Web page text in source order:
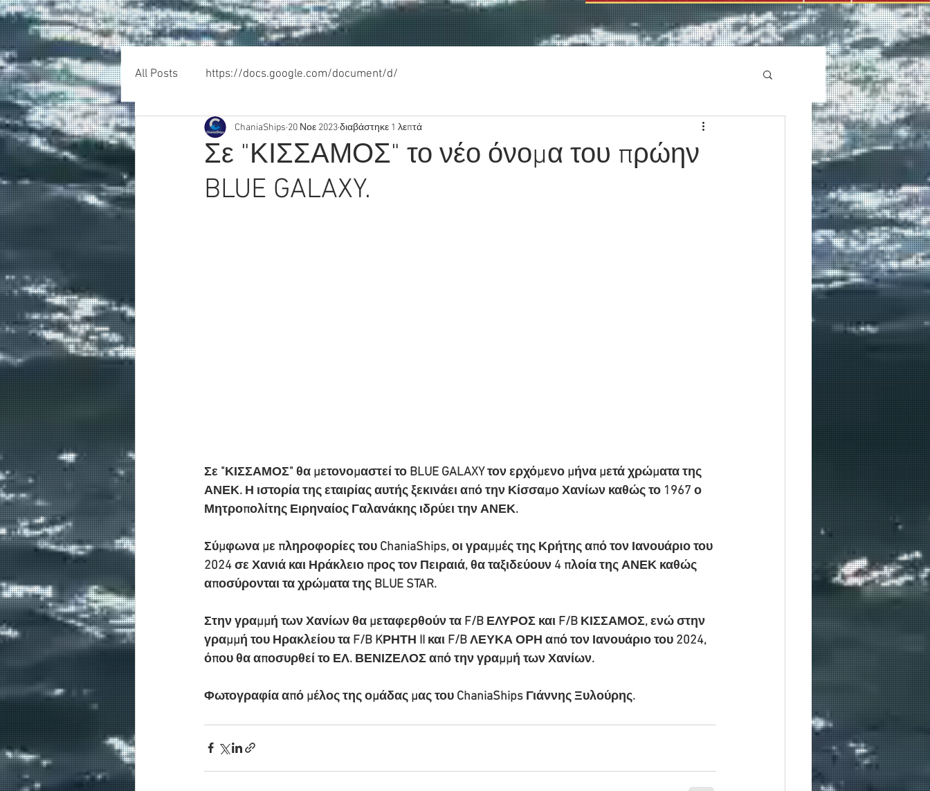
All Posts https://docs.google.com/document/d/
Σε "ΚΙΣΣΑΜΟΣ" το νέο όνομα του πρώην
BLUE GALAXY.
ChaniaShips 20 Νοε 2023διαβάστηκε 1 λεπτά
Σε "ΚΙΣΣΑΜΟΣ" θα μετονομαστεί το BLUE GALAXY τον ερχόμενο μήνα μετά χρώματα της
ΑΝΕΚ. Η ιστορία της εταιρίας αυτής ξεκινάει από την Κίσσαμο Χανίων καθώς το 1967 ο
Μητροπολίτης Ειρηναίος Γαλανάκης ιδρύει την ΑΝΕΚ.
Σύμφωνα με πληροφορίες του ChaniaShips, οι γραμμές της Κρήτης από τον Ιανουάριο του
2024 σε Χανιά και Ηράκλειο προς τον Πειραιά, θα ταξιδεύουν 4 πλοία της ΑΝΕΚ καθώς
αποσύρονται τα χρώματα της BLUE STAR.
Στην γραμμή των Χανίων θα μεταφερθούν τα F/B ΕΛΥΡΟΣ και F/B ΚΙΣΣΑΜΟΣ, ενώ στην
γραμμή του Ηρακλείου τα F/B KΡΗΤΗ II και F/B ΛΕΥΚΑ ΟΡΗ από τον Ιανουάριο του 2024,
όπου θα αποσυρθεί το ΕΛ. ΒΕΝΙΖΕΛΟΣ από την γραμμή των Χανίων.
Φωτογραφία από μέλος της ομάδας μας του ChaniaShips Γιάννης Ξυλούρης.